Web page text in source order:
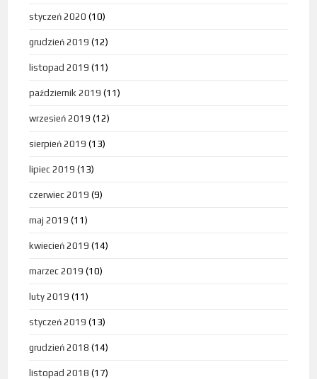
styczeń 2020 (10)
grudzień 2019 (12)
listopad 2019 (11)
październik 2019 (11)
wrzesień 2019 (12)
sierpień 2019 (13)
lipiec 2019 (13)
czerwiec 2019 (9)
maj 2019 (11)
kwiecień 2019 (14)
marzec 2019 (10)
luty 2019 (11)
styczeń 2019 (13)
grudzień 2018 (14)
listopad 2018 (17)